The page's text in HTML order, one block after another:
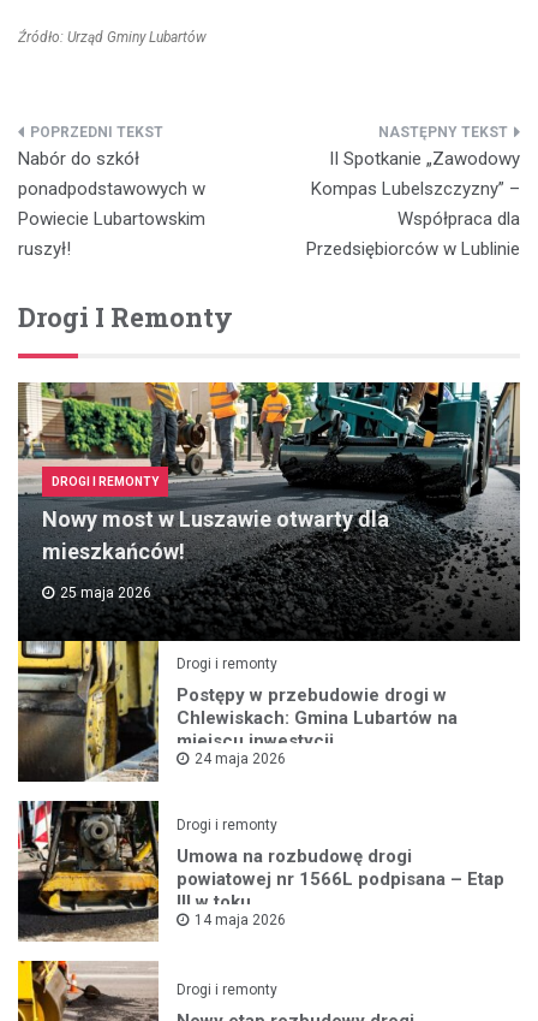
Źródło: Urząd Gminy Lubartów
Nawigacja
wpisu
Nabór do szkół
ponadpodstawowych w
Powiecie Lubartowskim
ruszył!
II Spotkanie „Zawodowy
Kompas Lubelszczyzny” –
Współpraca dla
Przedsiębiorców w Lublinie
Drogi I Remonty
DROGI I REMONTY
Nowy most w Luszawie otwarty dla
mieszkańców!
25 maja 2026
Drogi i remonty
Postępy w przebudowie drogi w
Chlewiskach: Gmina Lubartów na
miejscu inwestycji
24 maja 2026
Drogi i remonty
Umowa na rozbudowę drogi
powiatowej nr 1566L podpisana – Etap
III w toku
14 maja 2026
Drogi i remonty